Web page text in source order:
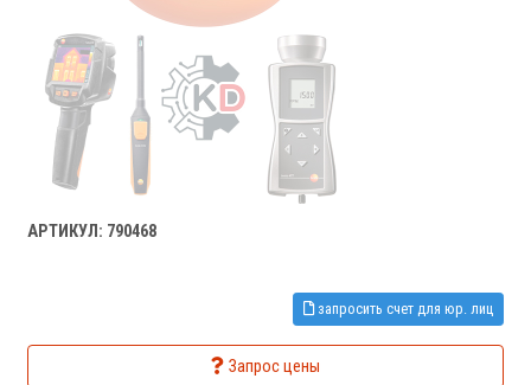
АРТИКУЛ: 790468
запросить счет для юр. лиц
Запрос цены